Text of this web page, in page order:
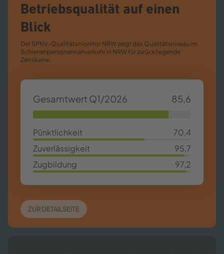
Betriebsqualität auf einen
Blick
Der SPNV-​Qualitätsmonitor NRW zeigt das Qualitätsniveau im
Schienenpersonennahverkehr in NRW für zurückliegende
Zeiträume.
Gesamtwert Q1/2026
85,6
85,63%
Pünktlichkeit 70,4
70,4%
Zuverlässigkeit
95,7
95,7%
Zugbildung
97,2
97,2%
ZUR DETAILSEITE